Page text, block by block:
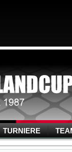
TURNIERE